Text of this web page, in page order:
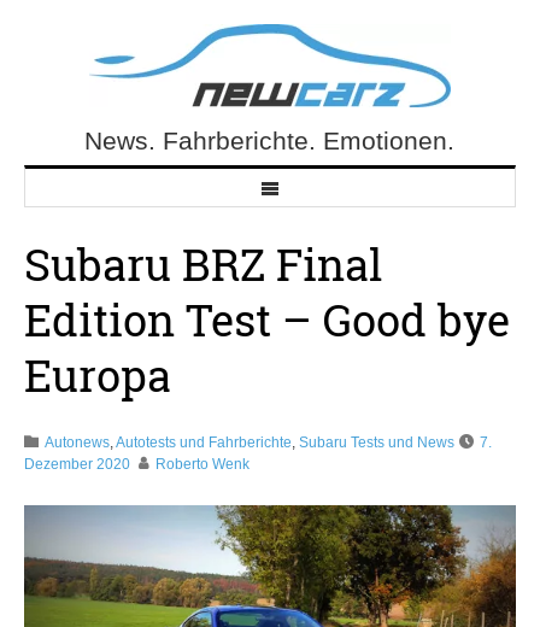
NewCarz.deNews. Fahrberichte. Emotionen.
Subaru BRZ Final
Edition Test – Good bye
Europa
Autonews,Autotests und Fahrberichte, Subaru Tests und News
7.
Dezember 2020
Roberto Wenk